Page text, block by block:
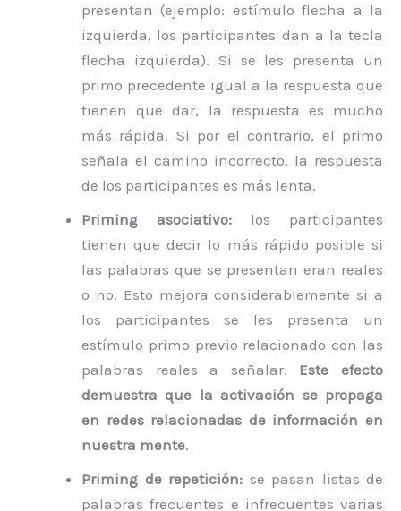
presentan (ejemplo: estímulo flecha a la
izquierda, los participantes dan a la tecla
flecha izquierda). Si se les presenta un
primo precedente igual a la respuesta que
tienen que dar, la respuesta es mucho
más rápida. Si por el contrario, el primo
señala el camino incorrecto, la respuesta
de los participantes es más lenta.
Priming asociativo: los participantes
tienen que decir lo más rápido posible si
las palabras que se presentan eran reales
o no. Esto mejora considerablemente si a
los participantes se les presenta un
estímulo primo previo relacionado con las
palabras reales a señalar. Este efecto
demuestra que la activación se propaga
en redes relacionadas de información en
nuestra mente.
Priming de repetición: se pasan listas de
palabras frecuentes e infrecuentes varias